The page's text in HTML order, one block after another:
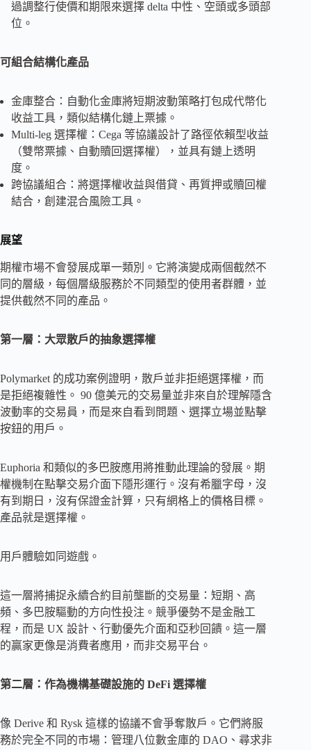
過調整行使價和期限來選擇 delta 中性、空頭或多頭部
位。
可組合結構化產品
金庫整合：自動化金庫將短期波動策略打包成代幣化
收益工具，類似結構化鏈上票據。
Multi-leg 選擇權：Cega 等協議設計了路徑依賴型收益
（雙幣票據、自動贖回選擇權），並具有鏈上透明
度。
跨協議組合：將選擇權收益與借貸、再質押或贖回權
結合，創建混合風險工具。
展望
期權市場不會發展成單一類別。它將演變成兩個截然不
同的層級，每個層級服務於不同類型的使用者群體，並
提供截然不同的產品。
第一層：大眾散戶的抽象選擇權
Polymarket 的成功案例證明，散戶並非拒絕選擇權，而
是拒絕複雜性。 90 億美元的交易量並非來自於理解隱含
波動率的交易員，而是來自看到問題、選擇立場並點擊
按鈕的用戶。
Euphoria 和類似的多巴胺應用將推動此理論的發展。期
權機制在點擊交易介面下隱形運行。沒有希臘字母，沒
有到期日，沒有保證金計算，只有網格上的價格目標。
產品就是選擇權。
用戶體驗如同遊戲。
這一層將捕捉永續合約目前壟斷的交易量：短期、高
頻、多巴胺驅動的方向性投注。競爭優勢不是金融工
程，而是 UX 設計、行動優先介面和亞秒回饋。這一層
的贏家更像是消費者應用，而非交易平台。
第二層：作為機構基礎設施的 DeFi 選擇權
像 Derive 和 Rysk 這樣的協議不會爭奪散戶。它們將服
務於完全不同的市場：管理八位數金庫的 DAO、尋求非